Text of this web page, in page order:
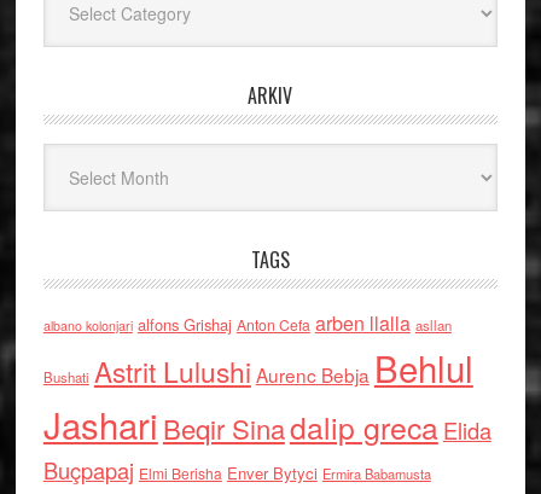
ARKIV
TAGS
albano kolonjari alfons Grishaj Anton Cefa arben llalla asllan
Bushati Astrit Lulushi Aurenc Bebja Behlul
Jashari Beqir Sinadalip grecaElida
Buçpapaj Elmi Berisha Enver Bytyci Ermira Babamusta